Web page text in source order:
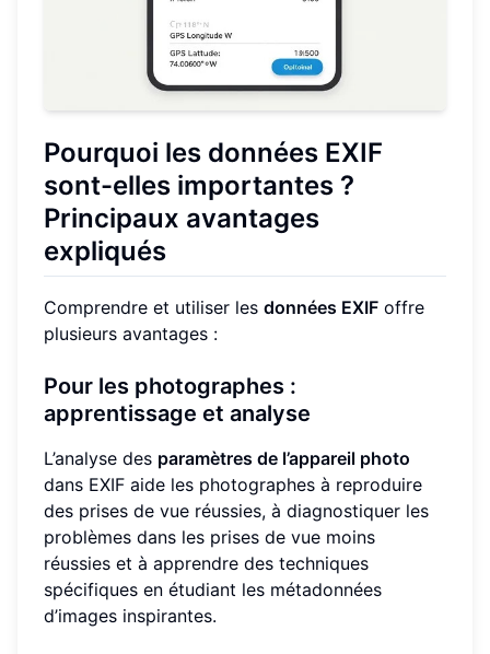
Pourquoi les données EXIF
sont-elles importantes ?
Principaux avantages
expliqués
Comprendre et utiliser les données EXIF offre
plusieurs avantages :
Pour les photographes :
apprentissage et analyse
L’analyse des paramètres de l’appareil photo
dans EXIF aide les photographes à reproduire
des prises de vue réussies, à diagnostiquer les
problèmes dans les prises de vue moins
réussies et à apprendre des techniques
spécifiques en étudiant les métadonnées
d’images inspirantes.